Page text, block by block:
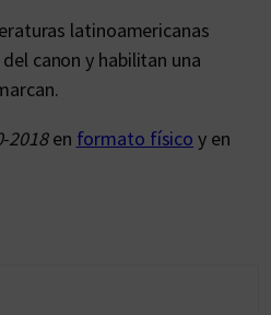
latinoamericanas
canon y habilitan una
2018en formato físico y en